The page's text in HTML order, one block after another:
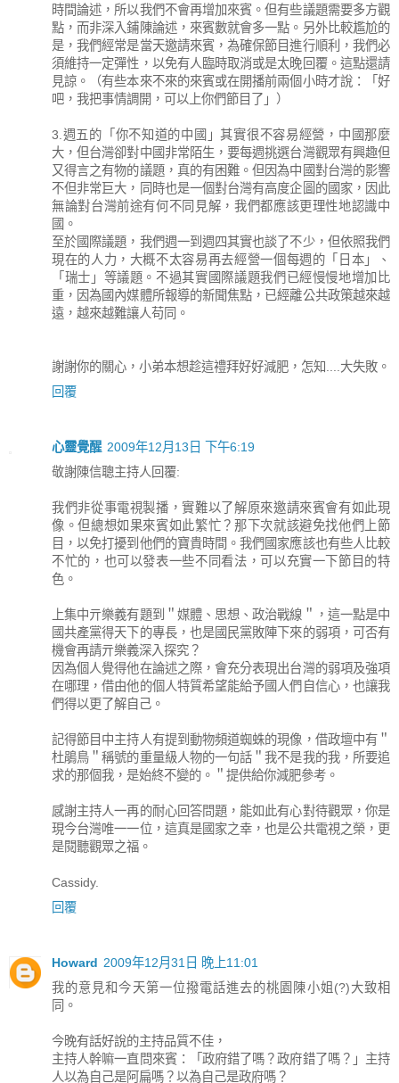
時間論述，所以我們不會再增加來賓。但有些議題需要多方觀
點，而非深入鋪陳論述，來賓數就會多一點。另外比較尷尬的
是，我們經常是當天邀請來賓，為確保節目進行順利，我們必
須維持一定彈性，以免有人臨時取消或是太晚回覆。這點還請
見諒。（有些本來不來的來賓或在開播前兩個小時才說：「好
吧，我把事情調開，可以上你們節目了」）
3.週五的「你不知道的中國」其實很不容易經營，中國那麼
大，但台灣卻對中國非常陌生，要每週挑選台灣觀眾有興趣但
又得言之有物的議題，真的有困難。但因為中國對台灣的影響
不但非常巨大，同時也是一個對台灣有高度企圖的國家，因此
無論對台灣前途有何不同見解，我們都應該更理性地認識中
國。
至於國際議題，我們週一到週四其實也談了不少，但依照我們
現在的人力，大概不太容易再去經營一個每週的「日本」、
「瑞士」等議題。不過其實國際議題我們已經慢慢地增加比
重，因為國內媒體所報導的新聞焦點，已經離公共政策越來越
遠，越來越難讓人苟同。
謝謝你的關心，小弟本想趁這禮拜好好減肥，怎知....大失敗。
回覆
心靈覺醒 2009年12月13日 下午6:19
敬謝陳信聰主持人回覆:
我們非從事電視製播，實難以了解原來邀請來賓會有如此現
像。但總想如果來賓如此繁忙？那下次就該避免找他們上節
目，以免打擾到他們的寶貴時間。我們國家應該也有些人比較
不忙的，也可以發表一些不同看法，可以充實一下節目的特
色。
上集中亓樂義有題到＂媒體、思想、政治戰線＂，這一點是中
國共產黨得天下的專長，也是國民黨敗陣下來的弱項，可否有
機會再請亓樂義深入探究？
因為個人覺得他在論述之際，會充分表現出台灣的弱項及強項
在哪理，借由他的個人特質希望能給予國人們自信心，也讓我
們得以更了解自己。
記得節目中主持人有提到動物頻道蜘蛛的現像，借政壇中有＂
杜鵑鳥＂稱號的重量級人物的一句話＂我不是我的我，所要追
求的那個我，是始終不變的。＂提供給你減肥參考。
感謝主持人一再的耐心回答問題，能如此有心對待觀眾，你是
現今台灣唯一一位，這真是國家之幸，也是公共電視之榮，更
是閱聽觀眾之福。
Cassidy.
回覆
Howard 2009年12月31日 晚上11:01
我的意見和今天第一位撥電話進去的桃園陳小姐(?)大致相
同。
今晚有話好說的主持品質不佳，
主持人幹嘛一直問來賓：「政府錯了嗎？政府錯了嗎？」主持
人以為自己是阿扁嗎？以為自己是政府嗎？